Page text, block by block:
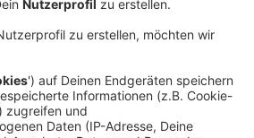
den Start am 22. Februar dann
in der Hand der Schulleitungen.